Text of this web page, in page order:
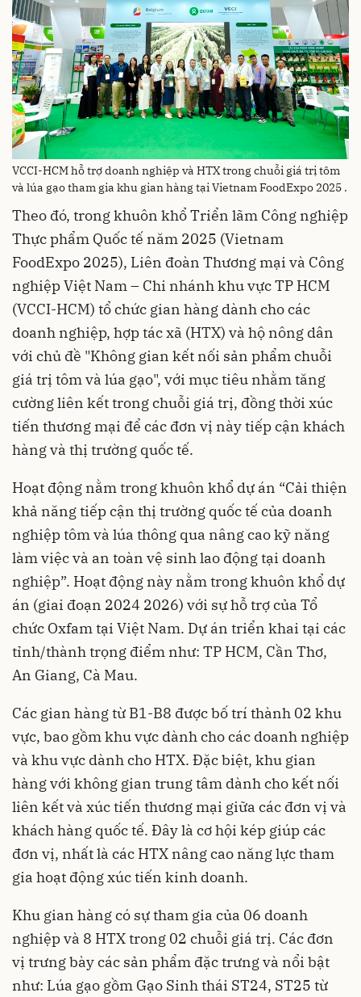
VCCI-HCM hỗ trợ doanh nghiệp và HTX trong chuỗi giá trị tôm
và lúa gạo tham gia khu gian hàng tại Vietnam FoodExpo 2025 .
Theo đó, trong khuôn khổ Triển lãm Công nghiệp
Thực phẩm Quốc tế năm 2025 (Vietnam
FoodExpo 2025), Liên đoàn Thương mại và Công
nghiệp Việt Nam – Chi nhánh khu vực TP HCM
(VCCI-HCM) tổ chức gian hàng dành cho các
doanh nghiệp, hợp tác xã (HTX) và hộ nông dân
với chủ đề "Không gian kết nối sản phẩm chuỗi
giá trị tôm và lúa gạo", với mục tiêu nhằm tăng
cường liên kết trong chuỗi giá trị, đồng thời xúc
tiến thương mại để các đơn vị này tiếp cận khách
hàng và thị trường quốc tế.
Hoạt động nằm trong khuôn khổ dự án “Cải thiện
khả năng tiếp cận thị trường quốc tế của doanh
nghiệp tôm và lúa thông qua nâng cao kỹ năng
làm việc và an toàn vệ sinh lao động tại doanh
nghiệp”. Hoạt động này nằm trong khuôn khổ dự
án (giai đoạn 2024 2026) với sự hỗ trợ của Tổ
chức Oxfam tại Việt Nam. Dự án triển khai tại các
tỉnh/thành trọng điểm như: TP HCM, Cần Thơ,
An Giang, Cà Mau.
Các gian hàng từ B1-B8 được bố trí thành 02 khu
vực, bao gồm khu vực dành cho các doanh nghiệp
và khu vực dành cho HTX. Đặc biệt, khu gian
hàng với không gian trung tâm dành cho kết nối
liên kết và xúc tiến thương mại giữa các đơn vị và
khách hàng quốc tế. Đây là cơ hội kép giúp các
đơn vị, nhất là các HTX nâng cao năng lực tham
gia hoạt động xúc tiến kinh doanh.
Khu gian hàng có sự tham gia của 06 doanh
nghiệp và 8 HTX trong 02 chuỗi giá trị. Các đơn
vị trưng bày các sản phẩm đặc trưng và nổi bật
như: Lúa gạo gồm Gạo Sinh thái ST24, ST25 từ